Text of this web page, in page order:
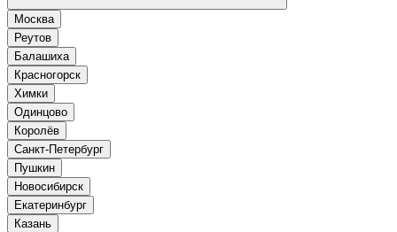
Москва
Реутов
Балашиха
Красногорск
Химки
Одинцово
Королёв
Санкт-Петербург
Пушкин
Новосибирск
Екатеринбург
Казань